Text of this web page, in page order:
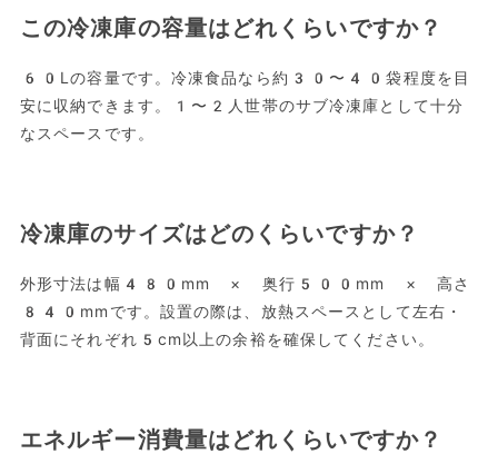
この冷凍庫の容量はどれくらいですか？
60Lの容量です。冷凍食品なら約30〜40袋程度を目
安に収納できます。1〜2人世帯のサブ冷凍庫として十分
なスペースです。
冷凍庫のサイズはどのくらいですか？
外形寸法は幅480mm × 奥行500mm × 高さ
840mmです。設置の際は、放熱スペースとして左右・
背面にそれぞれ5cm以上の余裕を確保してください。
エネルギー消費量はどれくらいですか？